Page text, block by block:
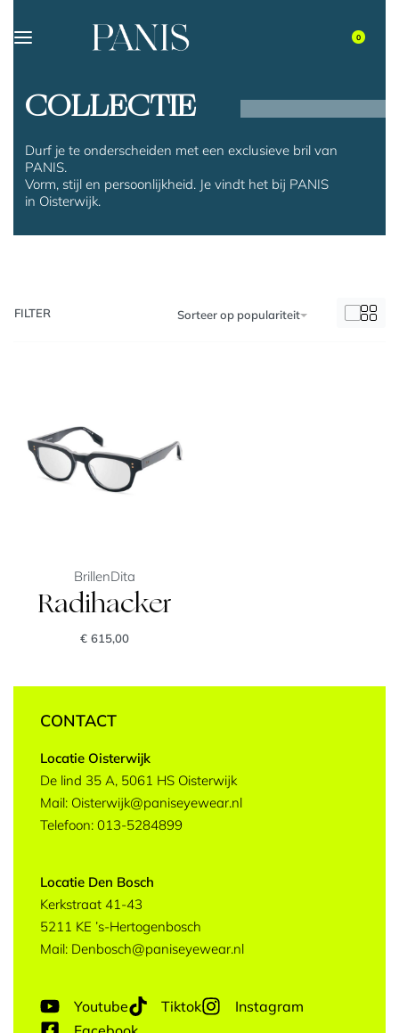
0
COLLECTIE
Durf je te onderscheiden met een exclusieve bril van
PANIS.
Vorm, stijl en persoonlijkheid. Je vindt het bij PANIS
in Oisterwijk.
Sorteer op populariteit
FILTER
BrillenDita
Radihacker
€615,00
CONTACT
Locatie Oisterwijk
De lind 35 A, 5061 HS Oisterwijk
Mail: Oisterwijk@paniseyewear.nl
Telefoon: 013-5284899
Locatie Den Bosch
Kerkstraat 41-43
5211 KE ’s-Hertogenbosch
Mail: Denbosch@paniseyewear.nl
Youtube Tiktok
Instagram